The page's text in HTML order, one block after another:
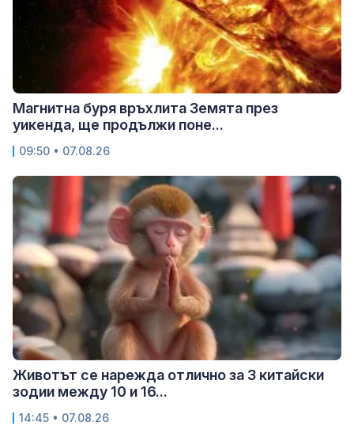
Магнитна буря връхлита Земята през
уикенда, ще продължи поне...
09:50 • 07.08.26
Животът се нарежда отлично за 3 китайски
зодии между 10 и 16...
14:45 • 07.08.26